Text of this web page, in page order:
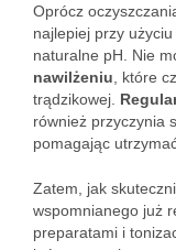
Oprócz
najlepiej przy
naturalne pH. Nie
nawilżeniu , które
trądzikowej.
również przyczynia
pomagając
Zatem, jak
wspomnianego już
preparatami i